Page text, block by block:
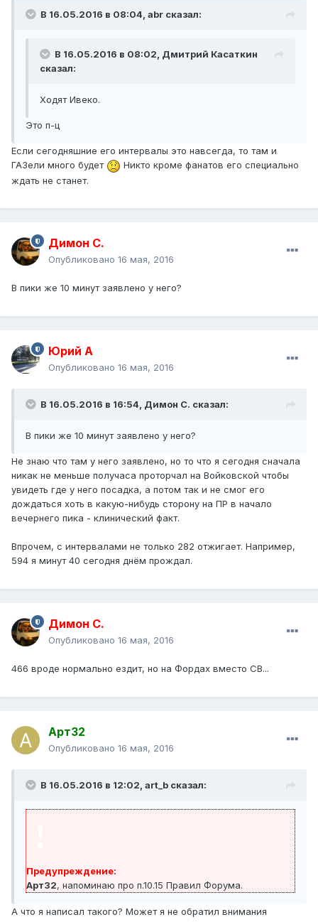
В 16.05.2016 в 08:04, abr сказал:
В 16.05.2016 в 08:02, Дмитрий Касаткин
сказал:
Ходят Ивеко.
Это п-ц
Если сегодняшние его интервалы это навсегда, то там и
ГАЗели много будет
Никто кроме фанатов его специально
ждать не станет.
Димон С.
Опубликовано 16 мая, 2016
В пики же 10 минут заявлено у него?
Юрий А
Опубликовано 16 мая, 2016
В 16.05.2016 в 16:54, Димон С. сказал:
В пики же 10 минут заявлено у него?
Не знаю что там у него заявлено, но то что я сегодня сначала
никак не меньше получаса проторчал на Войковской чтобы
увидеть где у него посадка, а потом так и не смог его
дождаться хоть в какую-нибудь сторону на ПР в начало
вечернего пика - клинический факт.
Впрочем, с интервалами не только 282 отжигает. Например,
594 я минут 40 сегодня днём прождал.
Димон С.
Опубликовано 16 мая, 2016
466 вроде нормально ездит, но на Фордах вместо СВ...
Арт32
Опубликовано 16 мая, 2016
В 16.05.2016 в 12:02, art_b сказал:
Предупреждение:
Арт32, напоминаю про п.10.15 Правил Форума.
А что я написал такого? Может я не обратил внимания